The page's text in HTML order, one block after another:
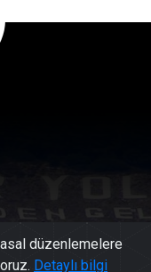
düzenlemelere
Detaylı bilgi